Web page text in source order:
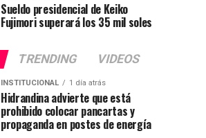
Sueldo presidencial de Keiko
Fujimori superará los 35 mil soles
TRENDING VIDEOS
INSTITUCIONAL 1 día atrás
Hidrandina advierte que está
prohibido colocar pancartas y
propaganda en postes de energía